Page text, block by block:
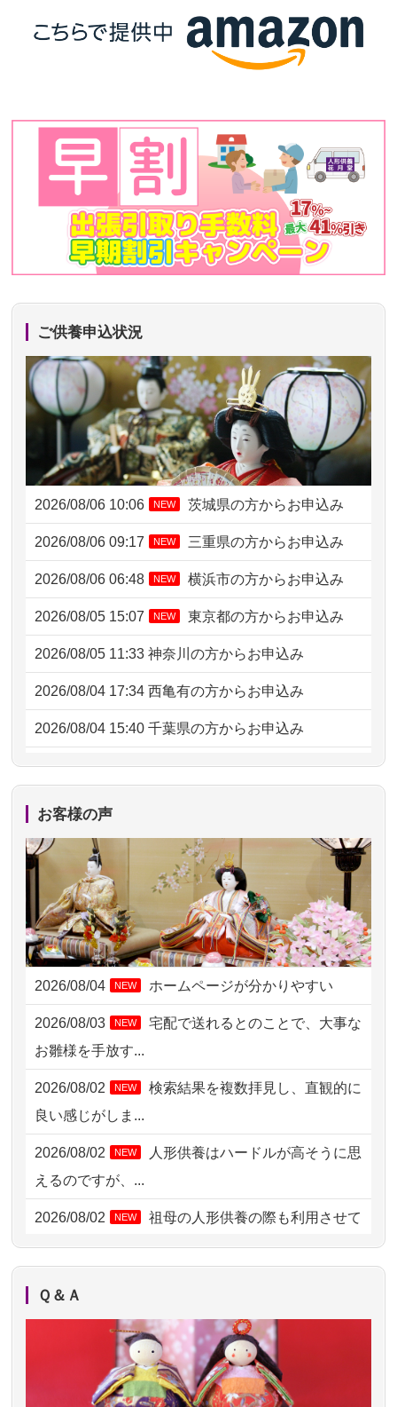
ご供養申込状況
2026/08/06 10:06 NEW 茨城県の方からお申込み
2026/08/06 09:17 NEW 三重県の方からお申込み
2026/08/06 06:48 NEW 横浜市の方からお申込み
2026/08/05 15:07 NEW 東京都の方からお申込み
2026/08/05 11:33 神奈川の方からお申込み
2026/08/04 17:34 西亀有の方からお申込み
2026/08/04 15:40 千葉県の方からお申込み
2026/08/04 14:04 東京都の方からお申込み
2026/08/04 00:38
2026/08/03 21:17 愛知県の方からお申込み
2026/08/02 18:47 虎ノ門の方からお申込み
2026/08/02 11:15 千葉県の方からお申込み
2026/08/02 10:39 神奈川の方からお申込み
2026/08/02 09:15 神奈川の方からお申込み
2026/08/02 06:46 相模原の方からお申込み
2026/08/01 11:07 さいたの方からお申込み
2026/07/31 17:28
2026/07/31 12:32 東京都の方からお申込み
2026/07/31 10:29 京都市の方からお申込み
2026/07/31 08:41
2026/07/30 22:27 墨田区の方からお申込み
2026/07/30 17:02 神奈川の方からお申込み
2026/07/30 15:59 神奈川の方からお申込み
お客様の声
2026/08/04 NEW ホームページが分かりやすい
2026/08/03 NEW
宅配で送れるとのことで、大事な
お雛様を手放す...
2026/08/02 NEW
検索結果を複数拝見し、直観的に
良い感じがしま...
2026/08/02 NEW
人形供養はハードルが高そうに思
えるのですが、...
2026/08/02 NEW
祖母の人形供養の際も利用させて
いただき安心感がある
供養の内容（料金や送り方等）がとて
も丁寧に説...
Ｑ＆Ａ